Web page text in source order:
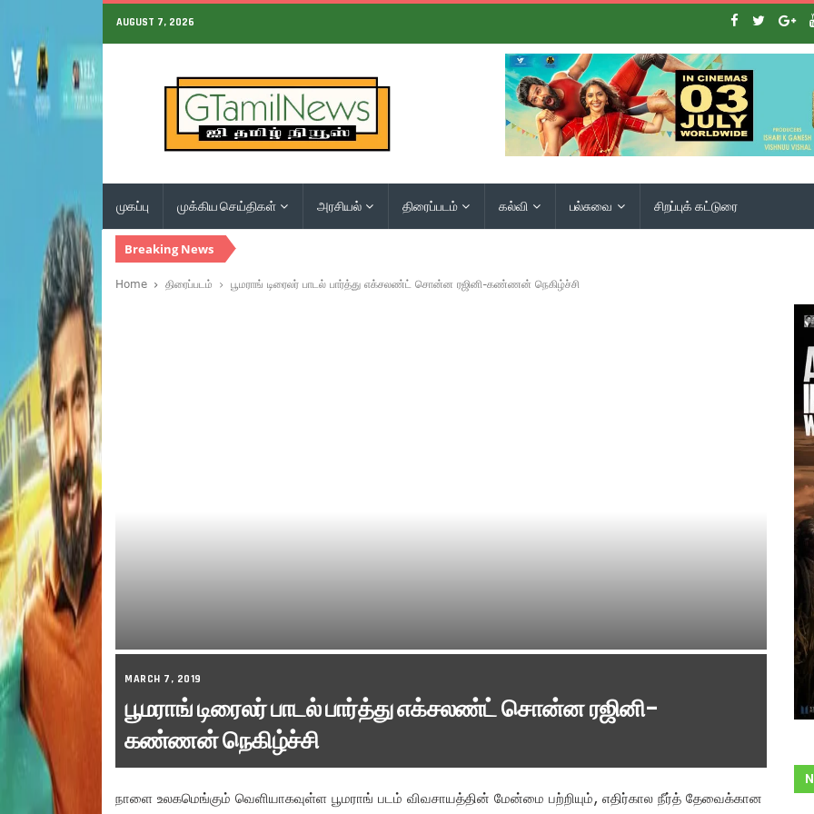
AUGUST 7, 2026
முகப்பு முக்கிய செய்திகள் அரசியல் திரைப்படம் கல்வி பல்சுவை சிறப்புக் கட்டுரை
Breaking News
Home திரைப்படம் பூமராங் டிரைலர் பாடல் பார்த்து எக்சலண்ட் சொன்ன ரஜினி-கண்ணன் நெகிழ்ச்சி
MARCH 7, 2019
பூமராங் டிரைலர் பாடல் பார்த்து எக்சலண்ட் சொன்ன ரஜினி-
கண்ணன் நெகிழ்ச்சி
நாளை உலகமெங்கும் வெளியாகவுள்ள பூமராங் படம் விவசாயத்தின் மேன்மை பற்றியும், எதிர்கால நீர்த் தேவைக்கான